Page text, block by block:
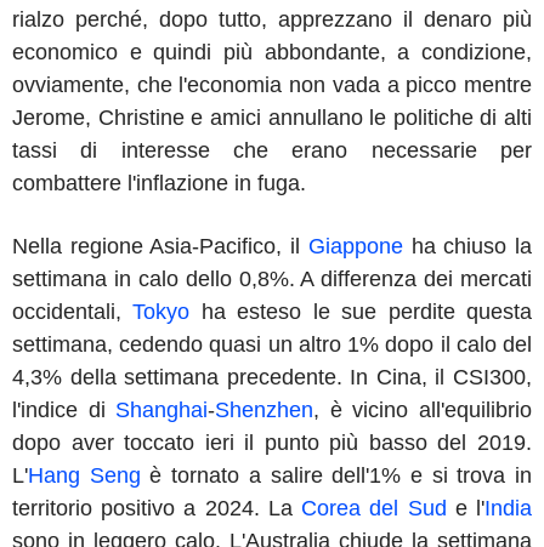
rialzo perché, dopo tutto, apprezzano il denaro più
economico e quindi più abbondante, a condizione,
ovviamente, che l'economia non vada a picco mentre
Jerome, Christine e amici annullano le politiche di alti
tassi di interesse che erano necessarie per
combattere l'inflazione in fuga.
Nella regione Asia-Pacifico, il Giappone ha chiuso la
settimana in calo dello 0,8%. A differenza dei mercati
occidentali,Tokyo ha esteso le sue perdite questa
settimana, cedendo quasi un altro 1% dopo il calo del
4,3% della settimana precedente. In Cina, il CSI300,
l'indice di Shanghai-Shenzhen, è vicino all'equilibrio
dopo aver toccato ieri il punto più basso del 2019.
L'Hang Seng è tornato a salire dell'1% e si trova in
territorio positivo a 2024. La Corea del Sud e l'India
sono in leggero calo. L'Australia chiude la settimana